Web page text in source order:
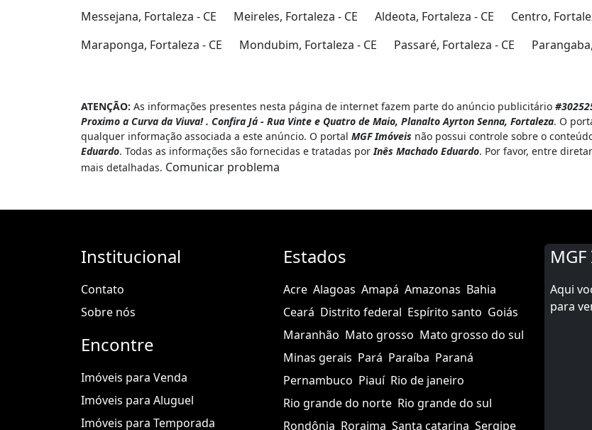
Messejana, Fortaleza - CE Meireles, Fortaleza - CE Aldeota, Fortaleza - CE
Centro,
Maraponga, Fortaleza - CE
Mondubim, Fortaleza - CE Passaré, Fortaleza - CE
ATENÇÃO: As informações presentes nesta página de internet fazem parte do anúncio publicitário
Proximo a Curva da Viuva! . Confira Já - Rua Vinte e Quatro de Maio, Planalto Ayrton Senna, Fortaleza. O
qualquer informação associada a este anúncio. O portal MGF Imóveis não possui controle sobre o
Eduardo. Todas as informações são fornecidas e tratadas porInês Machado Eduardo. Por favor, entre
mais detalhadas. Comunicar problema
Institucional
Contato
Sobre nós
Encontre
Imóveis para Venda
Imóveis para Aluguel
Imóveis para Temporada
Estados
Acre Alagoas Amapá Amazonas Bahia
Ceará Distrito federal Espírito santo Goiás
Maranhão Mato grosso Mato grosso do sul
Minas gerais Pará Paraíba Paraná
Pernambuco Piauí Rio de janeiro
Rio grande do norte Rio grande do sul
Rondônia Roraima Santa catarina Sergipe
Aqui
para